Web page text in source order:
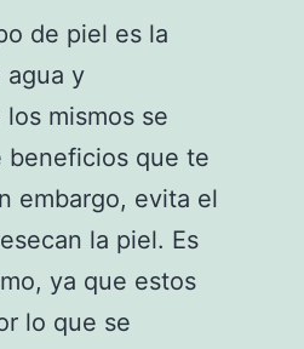
de piel es la
agua y
mismos se
beneficios que te
embargo, evita el
la piel. Es
ya que estos
lo que se